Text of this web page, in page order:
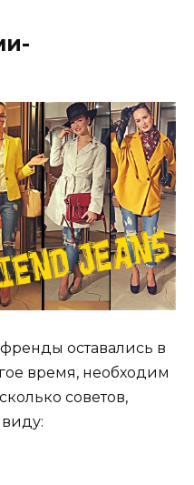
оставались в
время, необходим
советов,